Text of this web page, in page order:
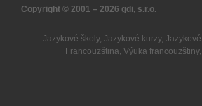
Copyright © 2001 – 2026 gdi, s.r.o.
Jazykové školy, Jazykové kurzy,
Francouzština,Výuka francouzštiny,